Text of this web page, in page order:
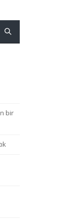
bir